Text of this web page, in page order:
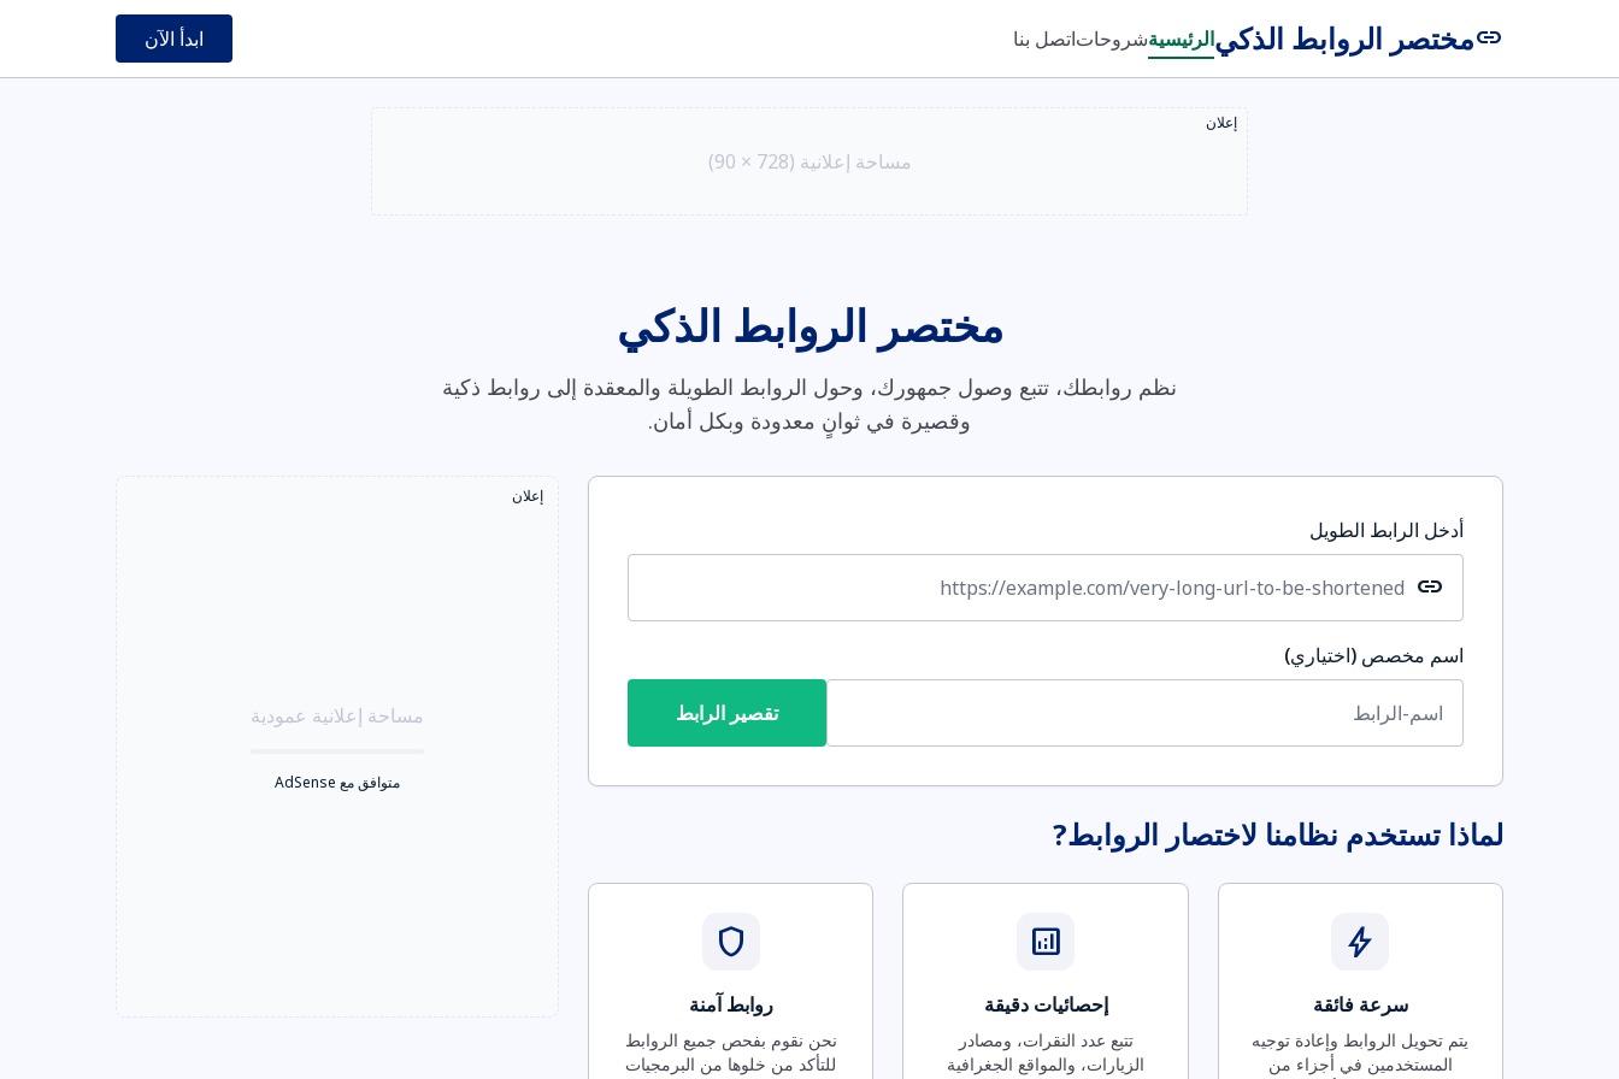
linkمختصر الروابط الذكيالرئيسيةشروحاتاتصل بنا ابدأ الآن
إعلان
مساحة إعلانية (728 × 90)
مختصر الروابط الذكي
نظم روابطك، تتبع وصول جمهورك، وحول الروابط الطويلة والمعقدة إلى روابط ذكية
وقصيرة في ثوانٍ معدودة وبكل أمان.
أدخل الرابط الطويل
link
اسم مخصص (اختياري)
تقصير الرابط
لماذا تستخدم نظامنا لاختصار الروابط?
bolt
سرعة فائقة
يتم تحويل الروابط وإعادة توجيه
المستخدمين في أجزاء من
analytics
إحصائيات دقيقة
تتبع عدد النقرات، ومصادر
الزيارات، والمواقع الجغرافية
shield
روابط آمنة
نحن نقوم بفحص جميع الروابط
للتأكد من خلوها من البرمجيات
إعلان
مساحة إعلانية عمودية
متوافق مع AdSense